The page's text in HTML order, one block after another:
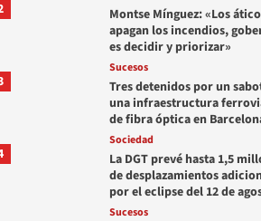
Montse Mínguez: «Los
apagan los incendios,
es decidir y priorizar»
Sucesos
Tres detenidos por un
una infraestructura
de fibra óptica en
Sociedad
La DGT prevé hasta 1,5
de desplazamientos
por el eclipse del 12 de
Sucesos